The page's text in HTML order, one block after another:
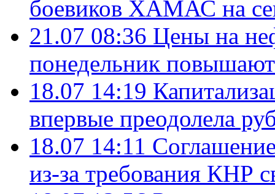
боевиков ХАМАС на
21.07 08:36 Цены на
понедельник
18.07 14:19
впервые преодолела
18.07 14:11
из-за требования КНР